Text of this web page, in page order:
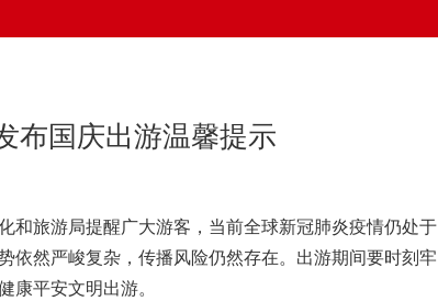
布国庆出游温馨提示
和旅游局提醒广大游客，当前全球新冠肺炎疫情仍处于
依然严峻复杂，传播风险仍然存在。出游期间要时刻牢
康平安文明出游。